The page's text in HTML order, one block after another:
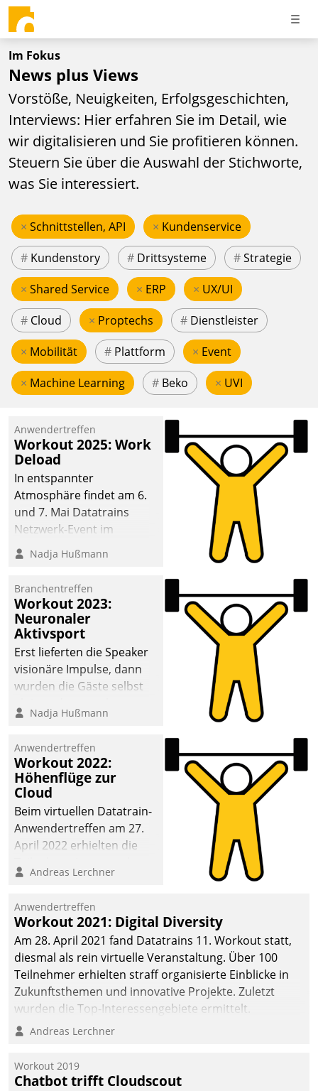
Im Fokus
News plus Views
Vorstöße, Neuigkeiten, Erfolgsgeschichten,
Interviews: Hier erfahren Sie im Detail, wie
wir digitalisieren und Sie profitieren können.
Steuern Sie über die Auswahl der Stichworte,
was Sie interessiert.
× Schnittstellen, API × Kundenservice
# Kundenstory # Drittsysteme #Strategie
× Shared Service × ERP × UX/UI
# Cloud × Proptechs # Dienstleister
× Mobilität # Plattform × Event
× Machine Learning # Beko × UVI
Anwendertreffen
Workout 2025: Work
Deload
In entspannter
Atmosphäre findet am 6.
und 7. Mai Datatrains
Netzwerk-Event im
Kunden- und Partnerkreis
statt. Zentrale Frage: Wie
Mammutprojekte
meistern und Workloads
wuppen – bei zunehmend
anspruchsvollen
Aufgaben und
abnehmendem
Nadja Hußmann
Branchentreffen
Workout 2023:
Neuronaler
Aktivsport
Erst lieferten die Speaker
visionäre Impulse, dann
wurden die Gäste selbst
methodisch
Quartier. Dazwischen
zeigte Datatrain, was es
Neues zu bieten hat.
Nadja Hußmann
Anwendertreffen
Workout 2022:
Höhenflüge zur
Cloud
Beim virtuellen Datatrain-
Anwendertreffen am 27.
April 2022 erhielten die
Teilnehmer kurzweilige
Cloud-Strategien und -
Lösungen mit hohem
Zukunftspotenzial.
Andreas Lerchner
Anwendertreffen
Workout 2021: Digital Diversity
Am 28. April 2021 fand Datatrains 11. Workout statt,
diesmal als rein virtuelle Veranstaltung. Über 100
Teilnehmer erhielten straff organisierte Einblicke in
Zukunftsthemen und innovative Projekte. Zuletzt
wurden die Top-Interessengebiete ermittelt.
Andreas Lerchner
Workout 2019
Chatbot trifft Cloudscout